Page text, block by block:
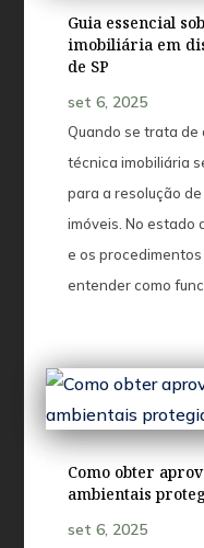
Guia essencial
imobiliária em
de SP
set 6, 2025
Quando se trata de
técnica imobiliária
para a resolução
imóveis. No estado
e os procedimentos
entender como
Como obter
ambientais
set 6, 2025